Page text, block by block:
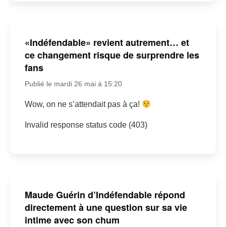
«Indéfendable» revient autrement… et
ce changement risque de surprendre les
fans
Publié le mardi 26 mai à 15:20
Wow, on ne s’attendait pas à ça!
Invalid response status code (403)
Maude Guérin d’Indéfendable répond
directement à une question sur sa vie
intime avec son chum